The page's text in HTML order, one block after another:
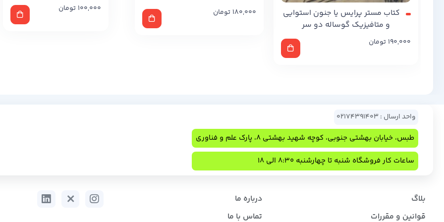
کتاب مستر پرایس یا جنون استوایی
و متافیزیک گوساله دو سر
190,000 تومان
180,000 تومان 100,000 تومان
واحد ارسال : 02174391403
طبس، خیابان بهشتی جنوبی، کوچه شهید بهشتی 8، پارک علم و فناوری
ساعات کار فروشگاه شنبه تا چهارشنبه 8:30 الی 18
بلاگ
درباره ما
قوانین و مقررات
تماس با ما